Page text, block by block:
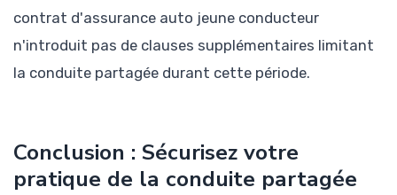
contrat d'assurance auto jeune conducteur
n'introduit pas de clauses supplémentaires limitant
la conduite partagée durant cette période.
Conclusion : Sécurisez votre
pratique de la conduite partagée